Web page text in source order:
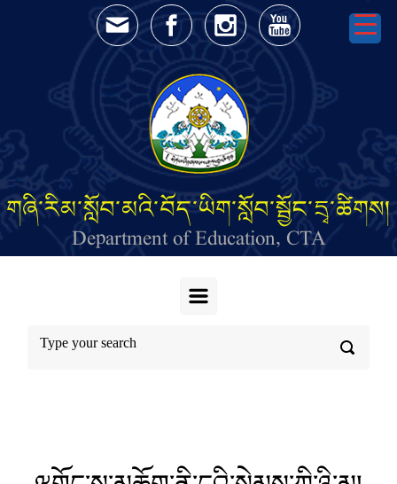
Skip to main content
གཞི་རིམ་སློབ་མའི་བོད་ཡིག་སློབ་སྦྱོང་དྲྭ་ཚིགས།
Department of Education, CTA